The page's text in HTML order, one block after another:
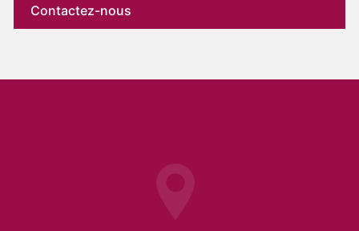
Contactez-nous